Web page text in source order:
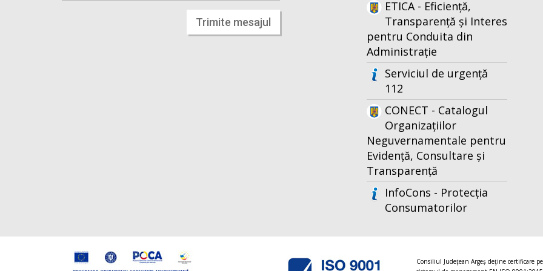
Trimite mesajul
ETICA - Eficiență,
Transparență și Interes
pentru Conduita din
Administrație
Serviciul de urgență
112
CONECT - Catalogul
Organizațiilor
Neguvernamentale pentru
Evidență, Consultare și
Transparență
InfoCons - Protecția
Consumatorilor
Consiliul Judeţean Argeș deţine certificare